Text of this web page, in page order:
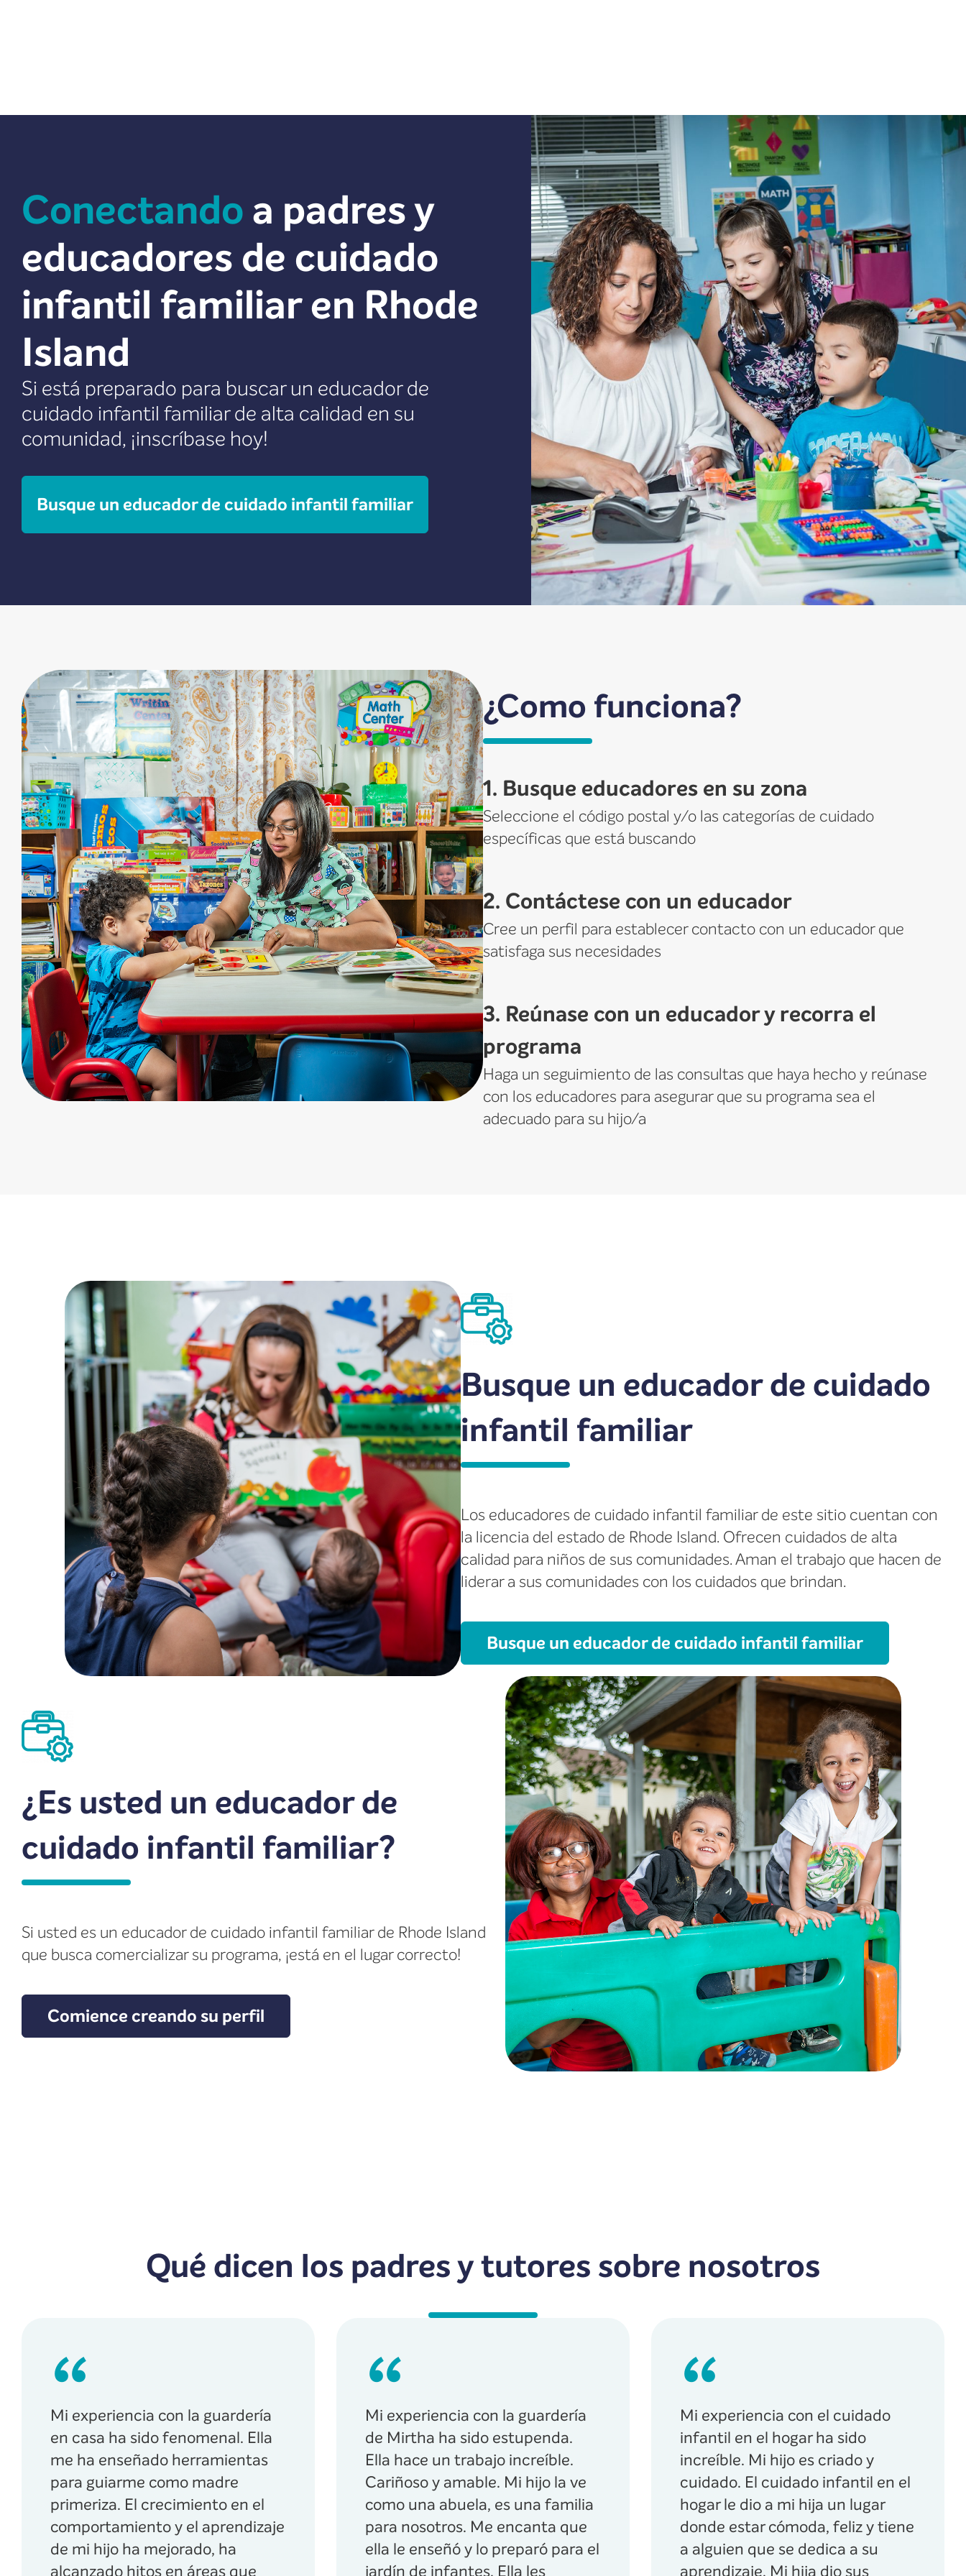
Conectandoa padres y
educadores de cuidado
infantil familiar en Rhode
Island
Si está preparado para buscar un educador de
cuidado infantil familiar de alta calidad en su
comunidad, ¡inscríbase hoy!
Busque un educador de cuidado infantil familiar
¿Como funciona?
1. Busque educadores en su zona
Seleccione el código postal y/o las categorías de cuidado
específicas que está buscando
2. Contáctese con un educador
Cree un perfil para establecer contacto con un educador que
satisfaga sus necesidades
3. Reúnase con un educador y recorra el
programa
Haga un seguimiento de las consultas que haya hecho y reúnase
con los educadores para asegurar que su programa sea el
adecuado para su hijo/a
Busque un educador de cuidado
infantil familiar
Los educadores de cuidado infantil familiar de este sitio cuentan con
la licencia del estado de Rhode Island. Ofrecen cuidados de alta
calidad para niños de sus comunidades. Aman el trabajo que hacen de
liderar a sus comunidades con los cuidados que brindan.
Busque un educador de cuidado infantil familiar
¿Es usted un educador de
cuidado infantil familiar?
Si usted es un educador de cuidado infantil familiar de Rhode Island
que busca comercializar su programa, ¡está en el lugar correcto!
Comience creando su perfil
Qué dicen los padres y tutores sobre nosotros
Mi experiencia con la guardería
en casa ha sido fenomenal. Ella
me ha enseñado herramientas
para guiarme como madre
primeriza. El crecimiento en el
comportamiento y el aprendizaje
de mi hijo ha mejorado, ha
alcanzado hitos en áreas que
Mi experiencia con la guardería
de Mirtha ha sido estupenda.
Ella hace un trabajo increíble.
Cariñoso y amable. Mi hijo la ve
como una abuela, es una familia
para nosotros. Me encanta que
ella le enseñó y lo preparó para el
jardín de infantes. Ella les
Mi experiencia con el cuidado
infantil en el hogar ha sido
increíble. Mi hijo es criado y
cuidado. El cuidado infantil en el
hogar le dio a mi hija un lugar
donde estar cómoda, feliz y tiene
a alguien que se dedica a su
aprendizaje. Mi hija dio sus